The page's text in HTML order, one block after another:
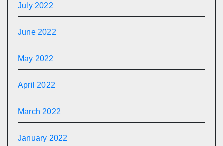
July 2022
June 2022
May 2022
April 2022
March 2022
January 2022